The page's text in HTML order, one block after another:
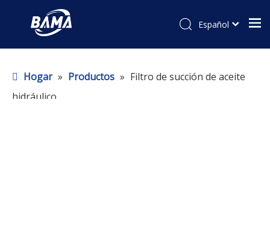
Español
Hogar » Productos » Filtro de succión de aceite
hidráulico